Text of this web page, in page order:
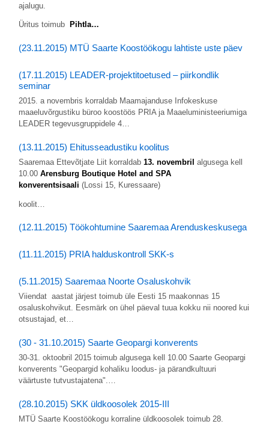
ajalugu.
Üritus toimub Pihtla…
(23.11.2015) MTÜ Saarte Koostöökogu lahtiste uste päev
(17.11.2015) LEADER-projektitoetused – piirkondlik
seminar
2015. a novembris korraldab Maamajanduse Infokeskuse
maaeluvõrgustiku büroo koostöös PRIA ja Maaeluministeeriumiga
LEADER tegevusgruppidele 4…
(13.11.2015) Ehitusseadustiku koolitus
Saaremaa Ettevõtjate Liit korraldab 13. novembril algusega kell
10.00 Arensburg Boutique Hotel and SPA
konverentsisaali (Lossi 15, Kuressaare)
koolit…
(12.11.2015) Töökohtumine Saaremaa Arenduskeskusega
(11.11.2015) PRIA halduskontroll SKK-s
(5.11.2015) Saaremaa Noorte Osaluskohvik
Viiendat aastat järjest toimub üle Eesti 15 maakonnas 15
osaluskohvikut. Eesmärk on ühel päeval tuua kokku nii noored kui
otsustajad, et…
(30 - 31.10.2015) Saarte Geopargi konverents
30-31. oktoobril 2015 toimub algusega kell 10.00 Saarte Geopargi
konverents "Geopargid kohaliku loodus- ja pärandkultuuri
väärtuste tutvustajatena".…
(28.10.2015) SKK üldkoosolek 2015-III
MTÜ Saarte Koostöökogu korraline üldkoosolek toimub 28.